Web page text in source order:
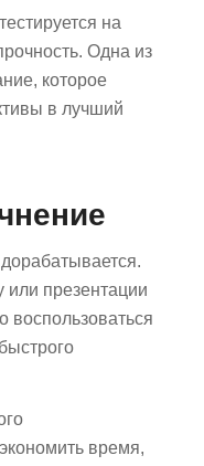
на
Одна из
которое
в лучший
или презентации
время,